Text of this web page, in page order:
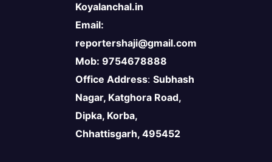
Koyalanchal.in
Email:
reportershaji@gmail.com
Mob: 9754678888
Office Address: Subhash
Nagar, Katghora Road,
Dipka, Korba,
Chhattisgarh, 495452